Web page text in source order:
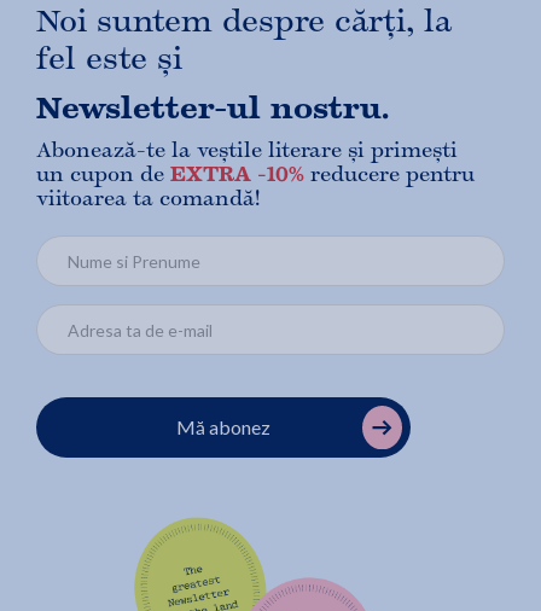
Noi suntem despre cărți, la
fel este și
Newsletter-ul nostru.
Abonează-te la veștile literare și primești
un cupon de EXTRA -10% reducere pentru
viitoarea ta comandă!
Mă abonez